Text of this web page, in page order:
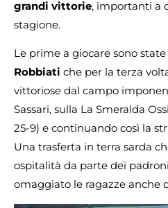
grandi vittorie, importanti a
stagione.
Le prime a giocare sono state
Robbiati che per la terza
vittoriose dal campo
Sassari, sulla La Smeralda
25-9) e continuando così la
Una trasferta in terra sarda
ospitalità da parte dei
omaggiato le ragazze anche